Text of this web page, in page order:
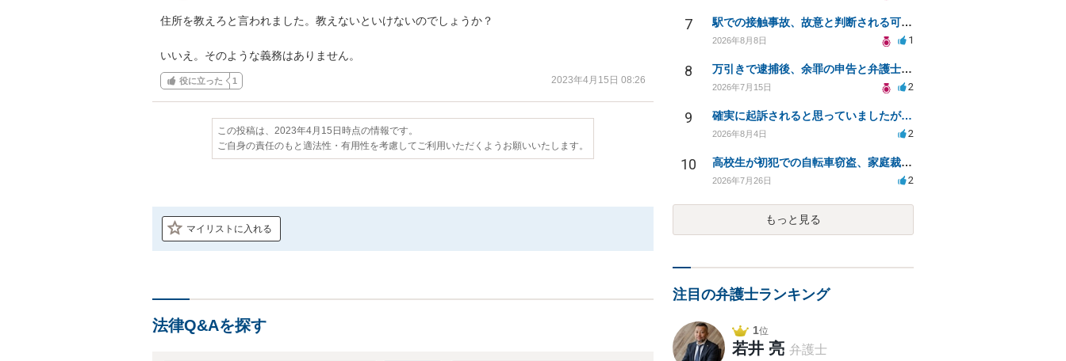
住所を教えろと言われました。教えないといけないのでしょうか？
いいえ。そのような義務はありません。
役に立った 1 2023年4月15日 08:26
この投稿は、2023年4月15日時点の情報です。
ご自身の責任のもと適法性・有用性を考慮してご利用いただくようお願いいたします。
マイリストに入れる
法律Q&Aを探す
7 駅での接触事故、故意と判断される可能性と対応について
2026年8月8日 1
8 万引きで逮捕後、余罪の申告と弁護士相談のタイミングは？
2026年7月15日 2
9 確実に起訴されると思っていましたが…
2026年8月4日 2
10 高校生が初犯での自転車窃盗、家庭裁判所の処分は？
2026年7月26日 2
もっと見る
注目の弁護士ランキング
1位
若井 亮 弁護士